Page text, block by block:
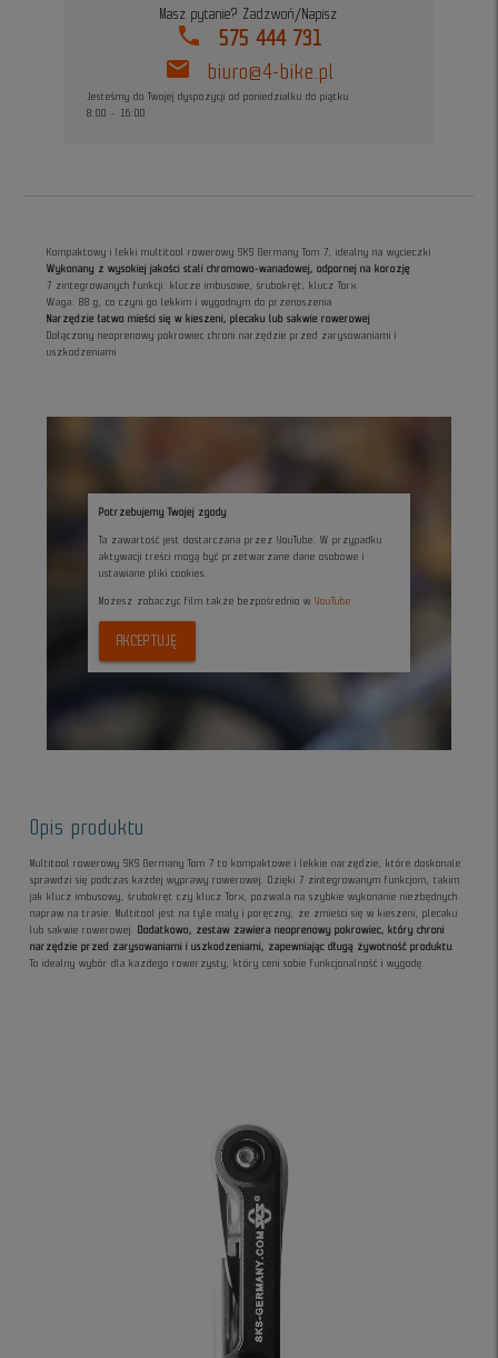
Masz pytanie? Zadzwoń/Napisz
phone 575 444 731
mail biuro@4-bike.pl
Jesteśmy do Twojej dyspozycji od poniedziałku do piątku
8:00 - 16:00
Kompaktowy i lekki multitool rowerowy SKS Germany Tom 7, idealny na wycieczki
Wykonany z wysokiej jakości stali chromowo-wanadowej, odpornej na korozję
7 zintegrowanych funkcji: klucze imbusowe, śrubokręt, klucz Torx
Waga: 88 g, co czyni go lekkim i wygodnym do przenoszenia
Narzędzie łatwo mieści się w kieszeni, plecaku lub sakwie rowerowej
Dołączony neoprenowy pokrowiec chroni narzędzie przed zarysowaniami i
uszkodzeniami
Potrzebujemy Twojej zgody
Ta zawartość jest dostarczana przez YouTube. W przypadku
aktywacji treści mogą być przetwarzane dane osobowe i
ustawiane pliki cookies.
Możesz zobaczyc film także bezpośrednio w YouTube
AKCEPTUJĘ
Opis produktu
Multitool rowerowy SKS Germany Tom 7 to kompaktowe i lekkie narzędzie, które doskonale
sprawdzi się podczas każdej wyprawy rowerowej. Dzięki 7 zintegrowanym funkcjom, takim
jak klucz imbusowy, śrubokręt czy klucz Torx, pozwala na szybkie wykonanie niezbędnych
napraw na trasie. Multitool jest na tyle mały i poręczny, że zmieści się w kieszeni, plecaku
lub sakwie rowerowej. Dodatkowo, zestaw zawiera neoprenowy pokrowiec, który chroni
narzędzie przed zarysowaniami i uszkodzeniami, zapewniając długą żywotność produktu
To idealny wybór dla każdego rowerzysty, który ceni sobie funkcjonalność i wygodę.